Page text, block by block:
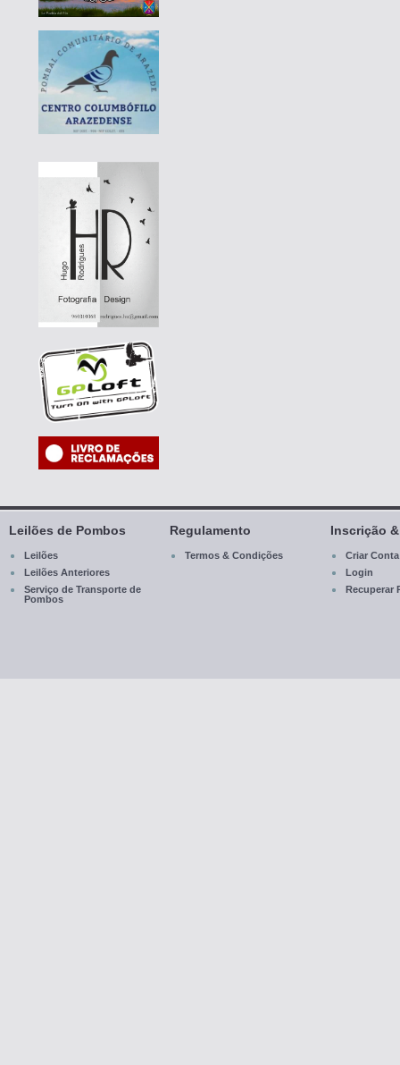
Leilões de Pombos
Leilões
Leilões Anteriores
Serviço de Transporte de
Pombos
Regulamento
Termos & Condições
Inscrição
Criar Conta
Login
Recuperar